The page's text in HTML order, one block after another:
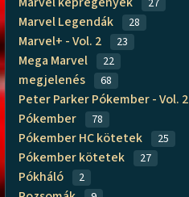
27
Marvel Legendák 28
Marvel+ - Vol. 2 23
Mega Marvel 22
megjelenés 68
Peter Parker Pókember - Vol. 2
Pókember 78
Pókember HC kötetek 25
Pókember kötetek 27
Pókháló 2